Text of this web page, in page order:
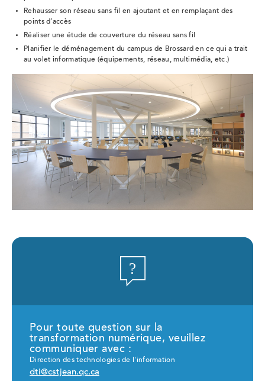
Rehausser son réseau sans fil en ajoutant et en remplaçant des
points d’accès
Réaliser une étude de couverture du réseau sans fil
Planifier le déménagement du campus de Brossard en ce qui a trait
au volet informatique (équipements, réseau, multimédia, etc.)
Pour toute question sur la
transformation numérique, veuillez
communiquer avec :
Direction des technologies de l'information
dti@cstjean.qc.ca